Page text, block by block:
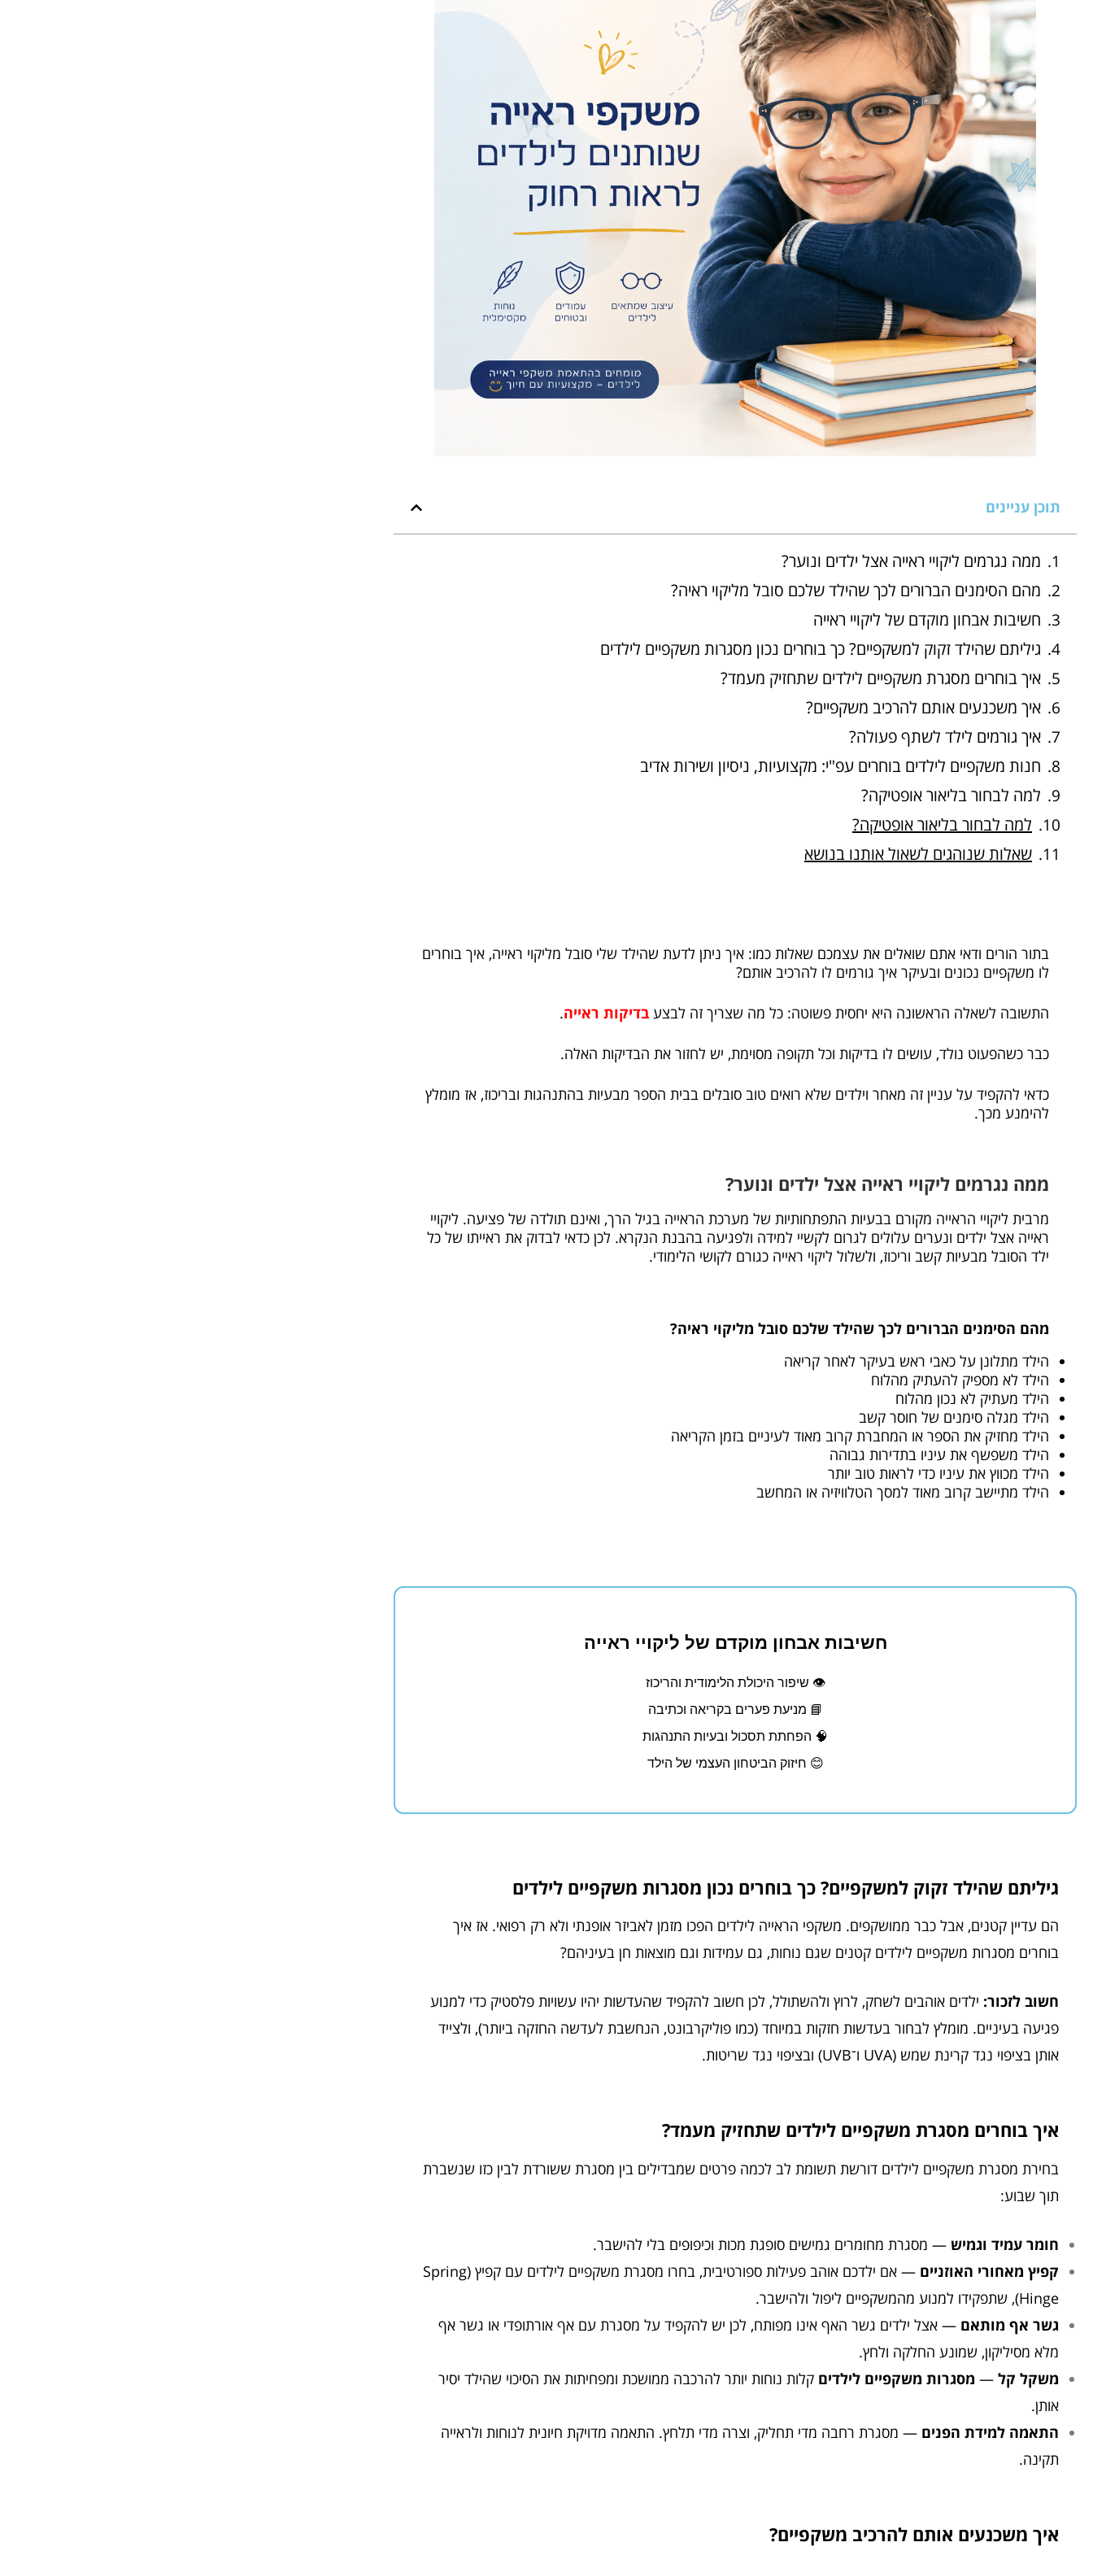
תוכן עניינים
ממה נגרמים ליקויי ראייה אצל ילדים ונוער?
מהם הסימנים הברורים לכך שהילד שלכם סובל מליקוי ראיה?
חשיבות אבחון מוקדם של ליקויי ראייה
גיליתם שהילד זקוק למשקפיים? כך בוחרים נכון מסגרות משקפיים לילדים
איך בוחרים מסגרת משקפיים לילדים שתחזיק מעמד?
איך משכנעים אותם להרכיב משקפיים?
איך גורמים לילד לשתף פעולה?
חנות משקפיים לילדים בוחרים עפ"י: מקצועיות, ניסיון ושירות אדיב
למה לבחור בליאור אופטיקה?
למה לבחור בליאור אופטיקה?
שאלות שנוהגים לשאול אותנו בנושא
בתור הורים ודאי אתם שואלים את עצמכם שאלות כמו: איך ניתן לדעת שהילד שלי סובל מליקוי ראייה, איך בוחרים
לו משקפיים נכונים ובעיקר איך גורמים לו להרכיב אותם?
התשובה לשאלה הראשונה היא יחסית פשוטה: כל מה שצריך זה לבצע בדיקות ראייה.
כבר כשהפעוט נולד, עושים לו בדיקות וכל תקופה מסוימת, יש לחזור את הבדיקות האלה.
כדאי להקפיד על עניין זה מאחר וילדים שלא רואים טוב סובלים בבית הספר מבעיות בהתנהגות ובריכוז, אז מומלץ
להימנע מכך.
ממה נגרמים ליקויי ראייה אצל ילדים ונוער?
מרבית ליקויי הראייה מקורם בבעיות התפתחותיות של מערכת הראייה בגיל הרך, ואינם תולדה של פציעה. ליקויי
ראייה אצל ילדים ונערים עלולים לגרום לקשיי למידה ולפגיעה בהבנת הנקרא. לכן כדאי לבדוק את ראייתו של כל
ילד הסובל מבעיות קשב וריכוז, ולשלול ליקוי ראייה כגורם לקושי הלימודי.
מהם הסימנים הברורים לכך שהילד שלכם סובל מליקוי ראיה?
הילד מתלונן על כאבי ראש בעיקר לאחר קריאה
הילד לא מספיק להעתיק מהלוח
הילד מעתיק לא נכון מהלוח
הילד מגלה סימנים של חוסר קשב
הילד מחזיק את הספר או המחברת קרוב מאוד לעיניים בזמן הקריאה
הילד משפשף את עיניו בתדירות גבוהה
הילד מכווץ את עיניו כדי לראות טוב יותר
הילד מתיישב קרוב מאוד למסך הטלוויזיה או המחשב
חשיבות אבחון מוקדם של ליקויי ראייה
👁 שיפור היכולת הלימודית והריכוז
📘 מניעת פערים בקריאה וכתיבה
🧠 הפחתת תסכול ובעיות התנהגות
😊 חיזוק הביטחון העצמי של הילד
גיליתם שהילד זקוק למשקפיים? כך בוחרים נכון מסגרות משקפיים לילדים
הם עדיין קטנים, אבל כבר ממושקפים. משקפי הראייה לילדים הפכו מזמן לאביזר אופנתי ולא רק רפואי. אז איך
בוחרים מסגרות משקפיים לילדים קטנים שגם נוחות, גם עמידות וגם מוצאות חן בעיניהם?
חשוב לזכור: ילדים אוהבים לשחק, לרוץ ולהשתולל, לכן חשוב להקפיד שהעדשות יהיו עשויות פלסטיק כדי למנוע
פגיעה בעיניים. מומלץ לבחור בעדשות חזקות במיוחד (כמו פוליקרבונט, הנחשבת לעדשה החזקה ביותר), ולצייד
אותן בציפוי נגד קרינת שמש (UVA ו־UVB) ובציפוי נגד שריטות.
איך בוחרים מסגרת משקפיים לילדים שתחזיק מעמד?
בחירת מסגרת משקפיים לילדים דורשת תשומת לב לכמה פרטים שמבדילים בין מסגרת ששורדת לבין כזו שנשברת
תוך שבוע:
חומר עמיד וגמיש — מסגרת מחומרים גמישים סופגת מכות וכיפופים בלי להישבר.
קפיץ מאחורי האוזניים
— אם ילדכם אוהב פעילות ספורטיבית, בחרו מסגרת משקפיים לילדים עם קפיץ (Spring
Hinge), שתפקידו למנוע מהמשקפיים ליפול ולהישבר.
גשר אף מותאם — אצל ילדים גשר האף אינו מפותח, לכן יש להקפיד על מסגרת עם אף אורתופדי או גשר אף
מלא מסיליקון, שמונע החלקה ולחץ.
משקל קל — מסגרות משקפיים לילדים קלות נוחות יותר להרכבה ממושכת ומפחיתות את הסיכוי שהילד יסיר
אותן.
התאמה למידת הפנים — מסגרת רחבה מדי תחליק, וצרה מדי תלחץ. התאמה מדויקת חיונית לנוחות ולראייה
תקינה.
איך משכנעים אותם להרכיב משקפיים?